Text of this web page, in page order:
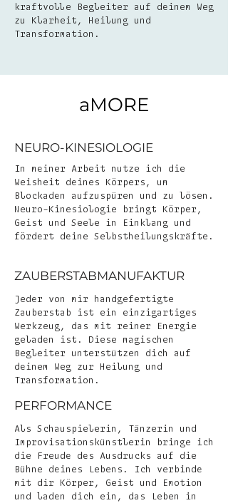
kraftvolle Begleiter auf deinem Weg
zu Klarheit, Heilung und
Transformation.
aMORE
NEURO-KINESIOLOGIE
In meiner Arbeit nutze ich die
Weisheit deines Körpers, um
Blockaden aufzuspüren und zu lösen.
Neuro-Kinesiologie bringt Körper,
Geist und Seele in Einklang und
fördert deine Selbstheilungskräfte.
ZAUBERSTABMANUFAKTUR
Jeder von mir handgefertigte
Zauberstab ist ein einzigartiges
Werkzeug, das mit reiner Energie
geladen ist. Diese magischen
Begleiter unterstützen dich auf
deinem Weg zur Heilung und
Transformation.
PERFORMANCE
Als Schauspielerin, Tänzerin und
Improvisationskünstlerin bringe ich
die Freude des Ausdrucks auf die
Bühne deines Lebens. Ich verbinde
mit dir Körper, Geist und Emotion
und laden dich ein, das Leben in